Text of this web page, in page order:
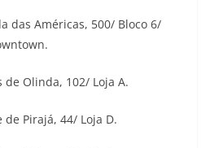
das Américas, 500/ Bloco 6/
de Olinda, 102/ Loja A.
de Pirajá, 44/ Loja D.